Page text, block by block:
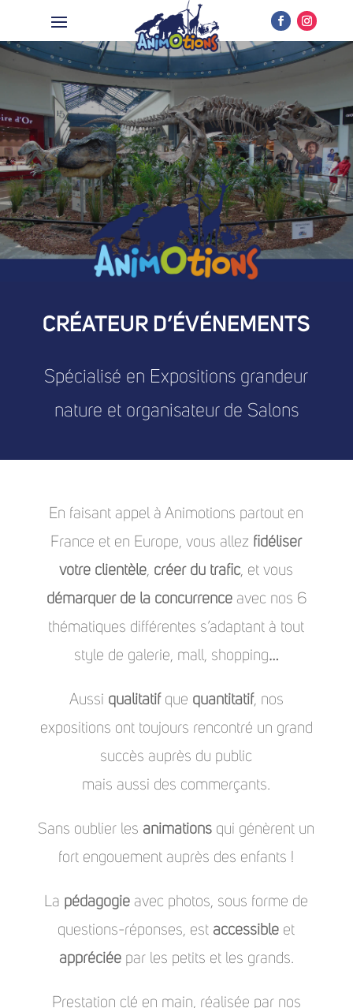
CRÉATEUR D’ÉVÉNEMENTS
Spécialisé en Expositions grandeur
nature et organisateur de Salons
En faisant appel à Animotions partout en
France et en Europe, vous allez fidéliser
votre clientèle créer du trafic , et vous
démarquer de la concurrenceavec nos 6
thématiques différentes s’adaptant à tout
style de galerie, mall, shopping…
Aussi qualitatifque quantitatif, nos
expositions ont toujours rencontré un grand
succès auprès du public
mais aussi des commerçants.
Sans oublier les animations qui génèrent un
fort engouement auprès des enfants !
La pédagogie avec photos, sous forme de
questions-réponses, est accessible et
appréciéepar les petits et les grands.
Prestation clé en main, réalisée par nos